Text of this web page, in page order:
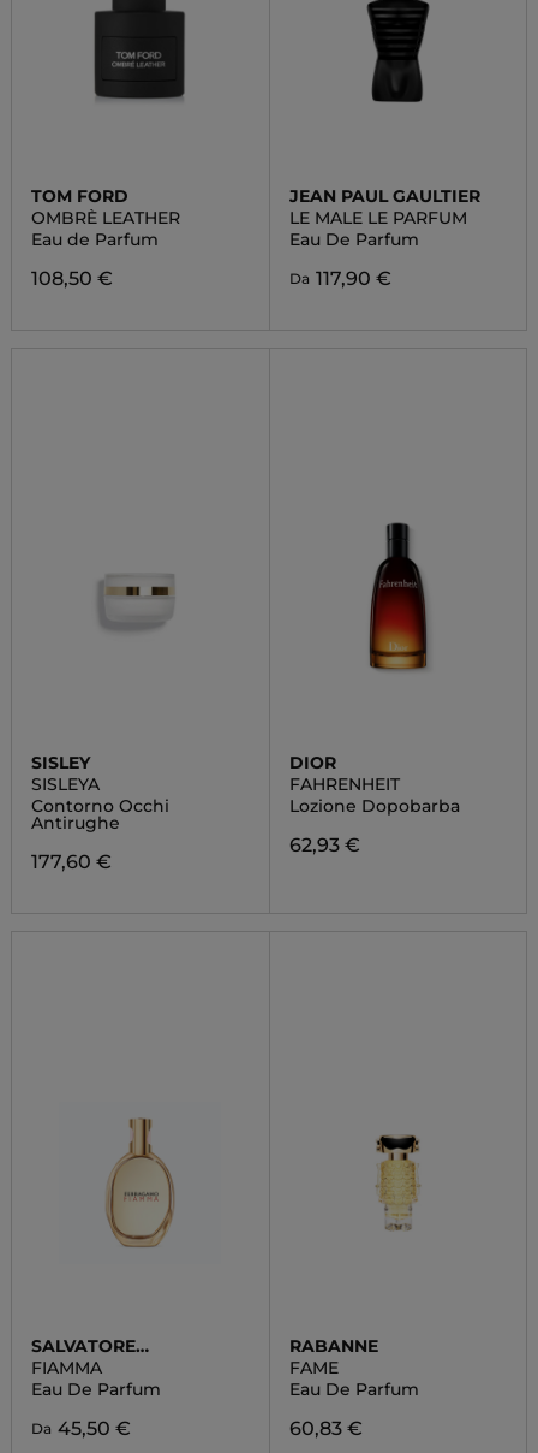
TOM FORD
OMBRÈ LEATHER
Eau de Parfum
108,50 €
JEAN PAUL GAULTIER
LE MALE LE PARFUM
Eau De Parfum
Da 117,90 €
SISLEY
SISLEYA
Contorno Occhi
Antirughe
177,60 €
DIOR
FAHRENHEIT
Lozione Dopobarba
62,93 €
SALVATORE
FERRAGAMO
FIAMMA
Eau De Parfum
Da 45,50 €
RABANNE
FAME
Eau De Parfum
60,83 €